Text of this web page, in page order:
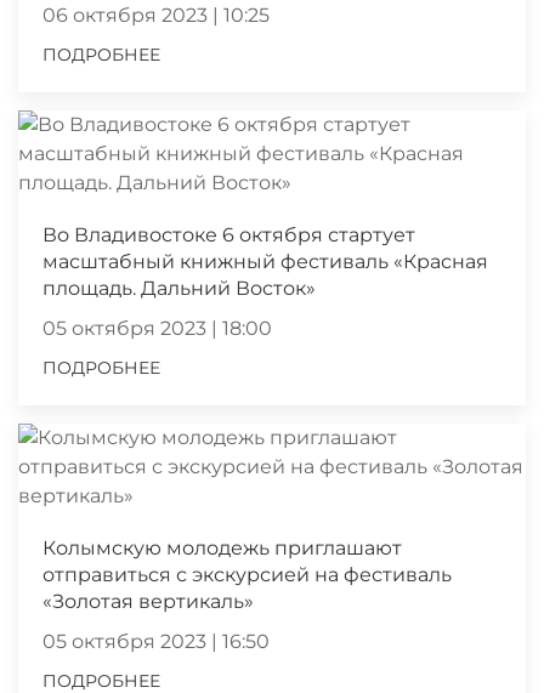
06 октября 2023 | 10:25
ПОДРОБНЕЕ
Во Владивостоке 6 октября стартует
масштабный книжный фестиваль «Красная
площадь. Дальний Восток»
05 октября 2023 | 18:00
ПОДРОБНЕЕ
Колымскую молодежь приглашают
отправиться с экскурсией на фестиваль
«Золотая вертикаль»
05 октября 2023 | 16:50
ПОДРОБНЕЕ